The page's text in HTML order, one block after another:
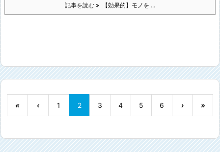
記事を読む 【効果的】モノを ...
« ‹ 1 2 3 4 5 6 › »